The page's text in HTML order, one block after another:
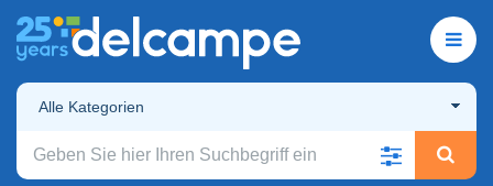
Alle Kategorien